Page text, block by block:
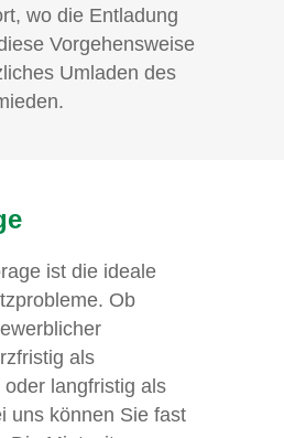
wo die Entladung
Vorgehensweise
Umladen des
ist die ideale
Ob
als
langfristig als
uns können Sie fast